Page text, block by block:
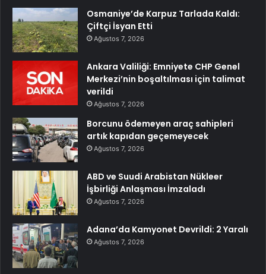
Osmaniye’de Karpuz Tarlada Kaldı:
Çiftçi İsyan Etti
Ağustos 7, 2026
Ankara Valiliği: Emniyete CHP Genel
Merkezi’nin boşaltılması için talimat
verildi
Ağustos 7, 2026
Borcunu ödemeyen araç sahipleri
artık kapıdan geçemeyecek
Ağustos 7, 2026
ABD ve Suudi Arabistan Nükleer
İşbirliği Anlaşması İmzaladı
Ağustos 7, 2026
Adana’da Kamyonet Devrildi: 2 Yaralı
Ağustos 7, 2026